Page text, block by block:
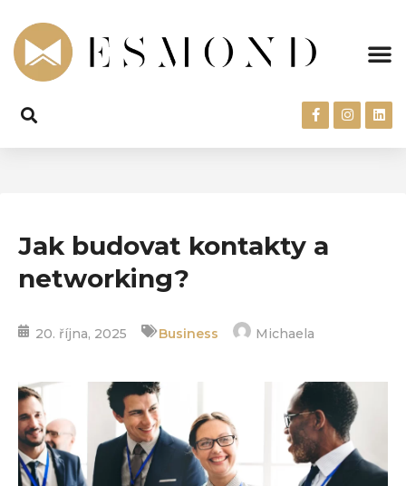
Jak budovat kontakty a
networking?
20. října, 2025 Business Michaela